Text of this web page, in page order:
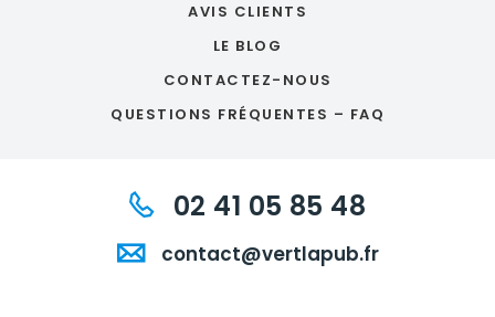
AVIS CLIENTS
LE BLOG
CONTACTEZ-NOUS
QUESTIONS FRÉQUENTES – FAQ
02 41 05 85 48
contact@vertlapub.fr